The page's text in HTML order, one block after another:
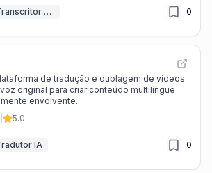
Transcritor de IA 0
de tradução e dublagem de vídeos
original para criar conteúdo multilíngue
envolvente.
5.0
IA 0